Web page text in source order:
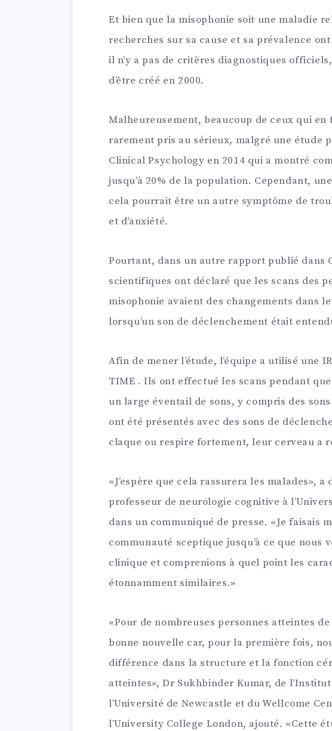
Et bien que la misophonie soit une maladie
recherches sur sa cause et sa prévalence
il n’y a pas de critères diagnostiques
d’être créé en 2000.
Malheureusement, beaucoup de ceux qui en
rarement pris au sérieux, malgré une étude
Clinical Psychology en 2014 qui a montré
jusqu’à 20% de la population. Cependant,
cela pourrait être un autre symptôme de
et d’anxiété.
Pourtant, dans un autre rapport publié dans
scientifiques ont déclaré que les scans des
misophonie avaient des changements dans
lorsqu’un son de déclenchement était
Afin de mener l’étude, l’équipe a utilisé une
TIME . Ils ont effectué les scans pendant
un large éventail de sons, y compris des
ont été présentés avec des sons de
claque ou respire fortement, leur cerveau a
«J’espère que cela rassurera les malades»,
professeur de neurologie cognitive à
dans un communiqué de presse. «Je faisais
communauté sceptique jusqu’à ce que nous
clinique et comprenions à quel point les
étonnamment similaires.»
«Pour de nombreuses personnes atteintes
bonne nouvelle car, pour la première fois,
différence dans la structure et la fonction
atteintes», Dr Sukhbinder Kumar, de
l’Université de Newcastle et du Wellcome
l’University College London, ajouté. «Cette